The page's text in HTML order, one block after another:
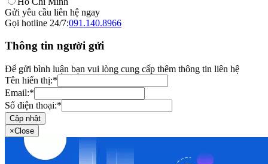
Gửi yêu cầu liên hệ ngay
Gọi hotline 24/7:091.140.8966
Thông tin người gửi
Để gửi bình luận bạn vui lòng cung cấp thêm thông tin liên hệ
Tên hiển thị:*
Email:*
Số điện thoại:*
Cập nhật
×Close